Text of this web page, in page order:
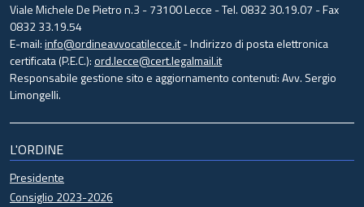
Viale Michele De Pietro n.3 - 73100 Lecce - Tel. 0832 30.19.07 - Fax
0832 33.19.54
E-mail:info@ordineavvocatilecce.it- Indirizzo di posta elettronica
certificata (P.E.C.):ord.lecce@cert.legalmail.it
Responsabile gestione sito e aggiornamento contenuti: Avv. Sergio
Limongelli.
L'ORDINE
Presidente
Consiglio 2023-2026